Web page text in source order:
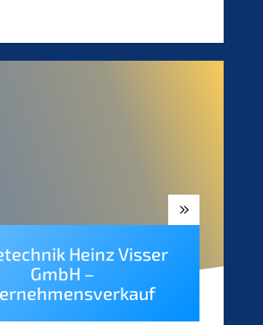
Heinz Visser
GmbH –